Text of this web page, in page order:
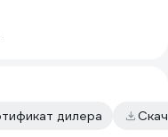
дилера